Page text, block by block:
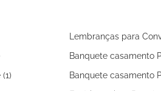
Lembranças para
Banquete casamento
Banquete casamento